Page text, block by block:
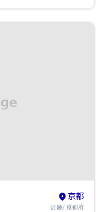
京都
近畿/ 京都府